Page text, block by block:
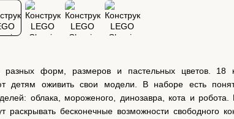
разных форм, размеров и пастельных цветов. 18
детям оживить свои модели. В наборе есть
облака, мороженого, динозавра, кота и
раскрывать бесконечные возможности свободного